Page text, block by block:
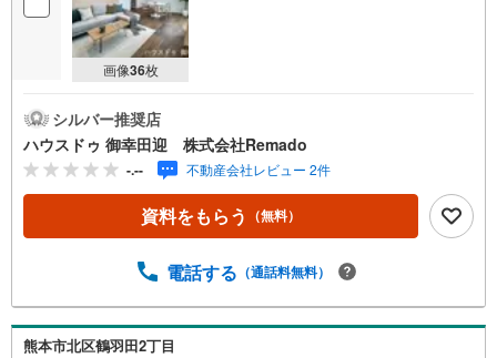
画像36枚
シルバー推奨店
ハウスドゥ 御幸田迎 株式会社Remado
-.-- 不動産会社レビュー 2件
資料をもらう （無料）
電話する （通話料無料）
熊本市北区鶴羽田2丁目